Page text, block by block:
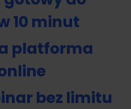
10 minut
platforma
bez limitu